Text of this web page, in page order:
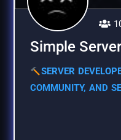
Simple
SERVER
COMMUNITY, AND